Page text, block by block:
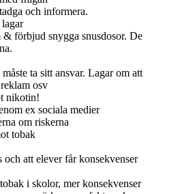
och informera.
förbjud snygga snusdosor. De
ta sitt ansvar. Lagar om att
osv
nikotin!
ex sociala medier
om riskerna
tobak
att elever får konsekvenser
i skolor, mer konsekvenser